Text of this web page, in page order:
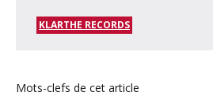
KLARTHE RECORDS
Mots-clefs de cet article